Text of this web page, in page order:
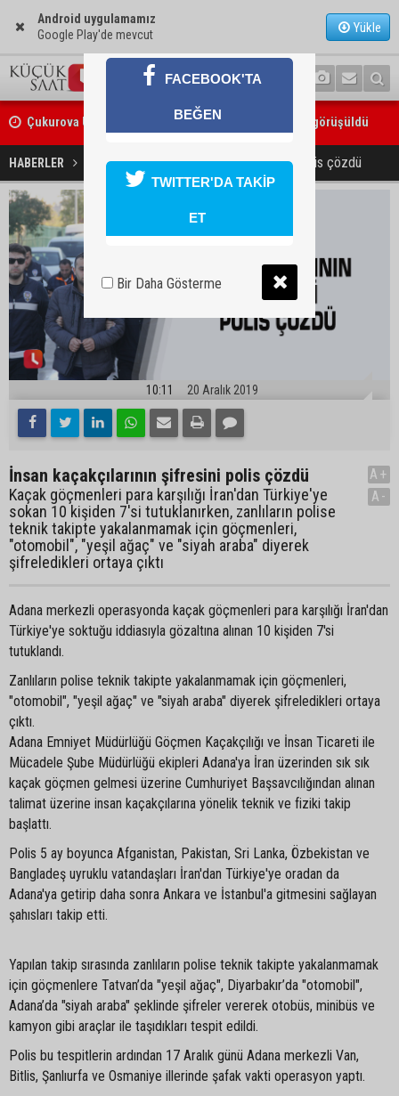
Android uygulamamız
Google Play'de mevcut
Yükle
Çukurova Üniversitesi’nde Ar-Ge ve sanayi iş birliği görüşüldü
Seyhan’da gıda işletmelerine sıkı denetim
HABERLER YAŞAM İnsan kaçakçılarının şifresini polis çözdü
10:11 20 Aralık 2019
İnsan kaçakçılarının şifresini polis çözdü
Kaçak göçmenleri para karşılığı İran'dan Türkiye'ye
sokan 10 kişiden 7'si tutuklanırken, zanlıların polise
teknik takipte yakalanmamak için göçmenleri,
"otomobil", "yeşil ağaç" ve "siyah araba" diyerek
şifreledikleri ortaya çıktı
A+
A-
Adana merkezli operasyonda kaçak göçmenleri para karşılığı İran'dan
Türkiye'ye soktuğu iddiasıyla gözaltına alınan 10 kişiden 7'si
tutuklandı.
Zanlıların polise teknik takipte yakalanmamak için göçmenleri,
"otomobil", "yeşil ağaç" ve "siyah araba" diyerek şifreledikleri ortaya
çıktı.
Adana Emniyet Müdürlüğü Göçmen Kaçakçılığı ve İnsan Ticareti ile
Mücadele Şube Müdürlüğü ekipleri Adana'ya İran üzerinden sık sık
kaçak göçmen gelmesi üzerine Cumhuriyet Başsavcılığından alınan
talimat üzerine insan kaçakçılarına yönelik teknik ve fiziki takip
başlattı.
Polis 5 ay boyunca Afganistan, Pakistan, Sri Lanka, Özbekistan ve
Bangladeş uyruklu vatandaşları İran'dan Türkiye'ye oradan da
Adana'ya getirip daha sonra Ankara ve İstanbul'a gitmesini sağlayan
şahısları takip etti.
Yapılan takip sırasında zanlıların polise teknik takipte yakalanmamak
için göçmenlere Tatvan’da "yeşil ağaç", Diyarbakır’da "otomobil",
Adana’da "siyah araba" şeklinde şifreler vererek otobüs, minibüs ve
kamyon gibi araçlar ile taşıdıkları tespit edildi.
Polis bu tespitlerin ardından 17 Aralık günü Adana merkezli Van,
Bitlis, Şanlıurfa ve Osmaniye illerinde şafak vakti operasyon yaptı.
FACEBOOK'TA
BEĞEN
TWITTER'DA TAKİP
ET
Bir Daha Gösterme